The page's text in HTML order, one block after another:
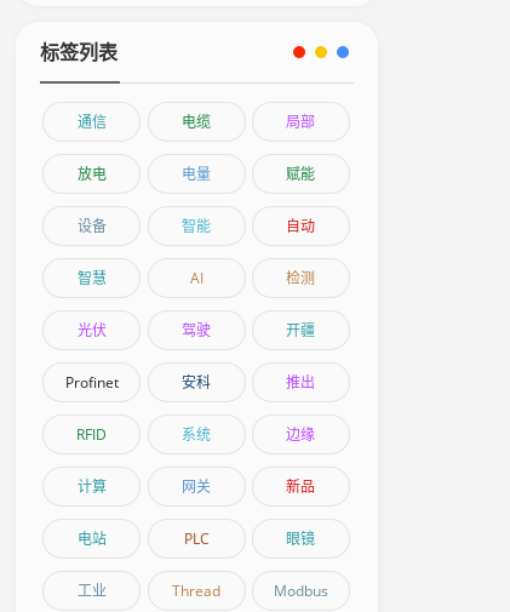
标签列表
通信 电缆 局部
放电 电量 赋能
设备 智能 自动
智慧 AI 检测
光伏 驾驶 开疆
Profinet 安科 推出
RFID 系统 边缘
计算 网关 新品
电站 PLC 眼镜
工业 Thread Modbus